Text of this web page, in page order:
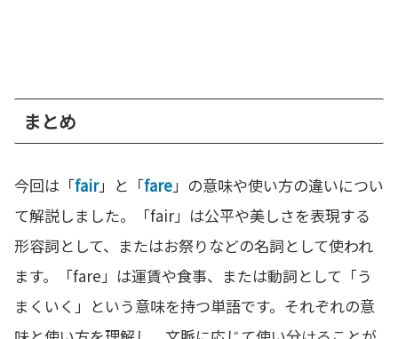
まとめ
今回は「fair」と「fare」の意味や使い方の違いについ
て解説しました。「fair」は公平や美しさを表現する
形容詞として、またはお祭りなどの名詞として使われ
ます。「fare」は運賃や食事、または動詞として「う
まくいく」という意味を持つ単語です。それぞれの意